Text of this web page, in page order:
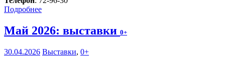
Подробнее
Май 2026: выставки 0+
30.04.2026 Выставки, 0+